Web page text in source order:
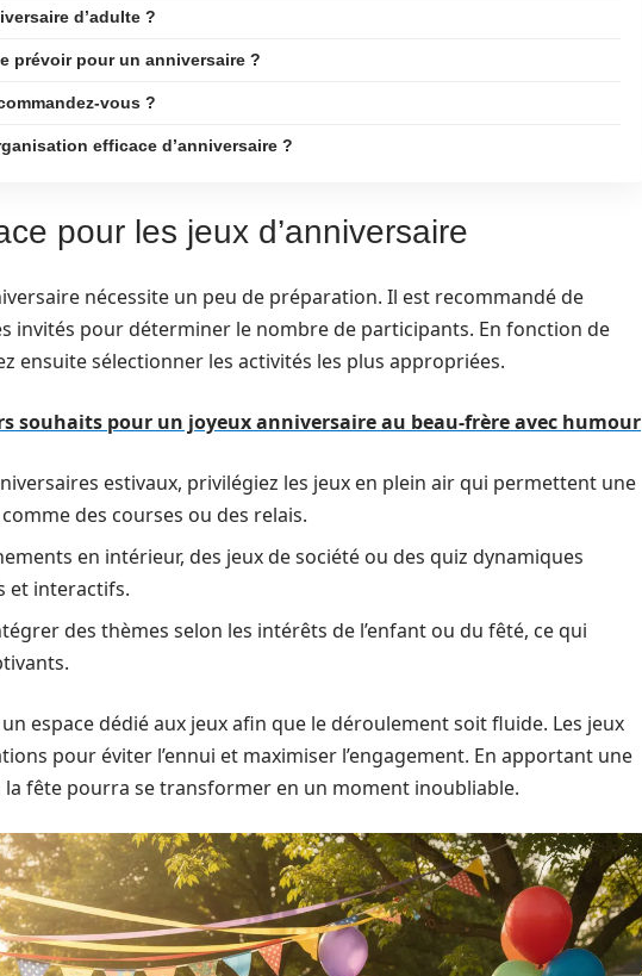
d’adulte ?
prévoir pour un anniversaire ?
vous ?
efficace d’anniversaire ?
pour les jeux d’anniversaire
nécessite un peu de préparation. Il est recommandé de
invités pour déterminer le nombre de participants. En fonction de
ensuite sélectionner les activités les plus appropriées.
souhaits pour un joyeux anniversaire au beau-frère avec humour
estivaux, privilégiez les jeux en plein air qui permettent une
des courses ou des relais.
en intérieur, des jeux de société ou des quiz dynamiques
et interactifs.
des thèmes selon les intérêts de l’enfant ou du fêté, ce qui
espace dédié aux jeux afin que le déroulement soit fluide. Les jeux
pour éviter l’ennui et maximiser l’engagement. En apportant une
fête pourra se transformer en un moment inoubliable.